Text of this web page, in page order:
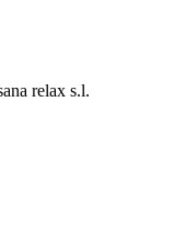
relax s.l.